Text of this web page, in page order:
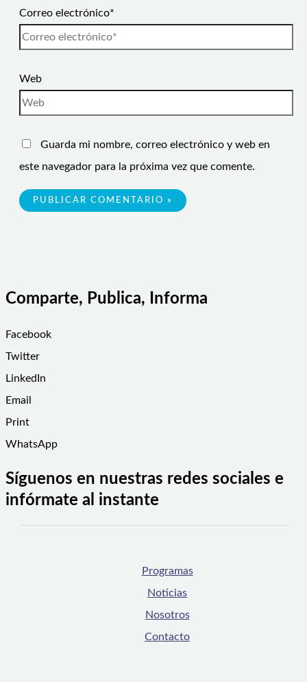
Correo electrónico*
Web
Guarda mi nombre, correo electrónico y web en
este navegador para la próxima vez que comente.
Comparte, Publica, Informa
Facebook
Twitter
LinkedIn
Email
Print
WhatsApp
Síguenos en nuestras redes sociales e
infórmate al instante
Programas
Noticias
Nosotros
Contacto